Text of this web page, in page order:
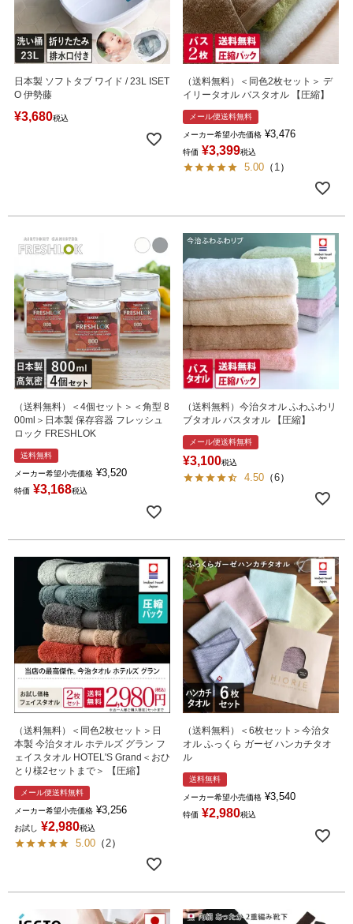
日本製 ソフトタブ ワイド / 23L ISET
O 伊勢藤
¥3,680税込
（送料無料）＜同色2枚セット＞ デ
イリータオル バスタオル 【圧縮】
メール便送料無料
メーカー希望小売価格 ¥3,476
特価 ¥3,399税込
5.00 （ 1 ）
（送料無料）＜4個セット＞＜角型 8
00ml＞日本製 保存容器 フレッシュ
ロック FRESHLOK
送料無料
メーカー希望小売価格 ¥3,520
特価 ¥3,168税込
（送料無料）今治タオル ふわふわリ
ブタオル バスタオル 【圧縮】
メール便送料無料
¥3,100税込
4.50 （6）
（送料無料）＜同色2枚セット＞日
本製 今治タオル ホテルズ グラン フ
ェイスタオル HOTEL'S Grand＜おひ
とり様2セットまで＞ 【圧縮】
メール便送料無料
メーカー希望小売価格 ¥3,256
お試し ¥2,980税込
5.00 （ 2）
（送料無料）＜6枚セット＞今治タ
オル ふっくら ガーゼ ハンカチタオ
ル
送料無料
メーカー希望小売価格 ¥3,540
特価 ¥2,980税込